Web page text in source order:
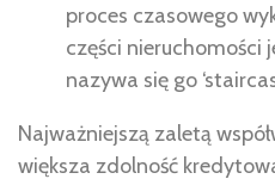
proces czasowego
części nieruchomości
nazywa się go
Najważniejszą zaletą
większa zdolność